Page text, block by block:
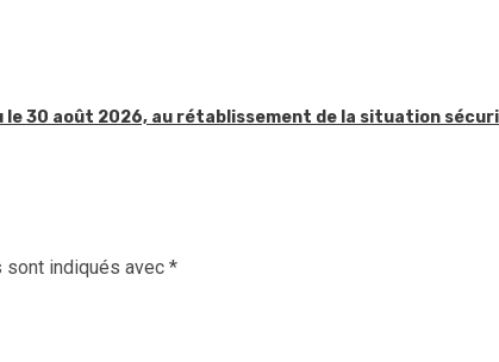
le 30 août 2026, au rétablissement de la situation
indiqués avec *